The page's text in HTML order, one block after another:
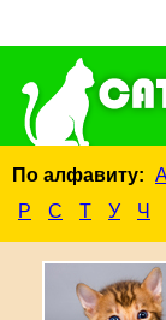
По алфавиту:
Р
С Т У Ч